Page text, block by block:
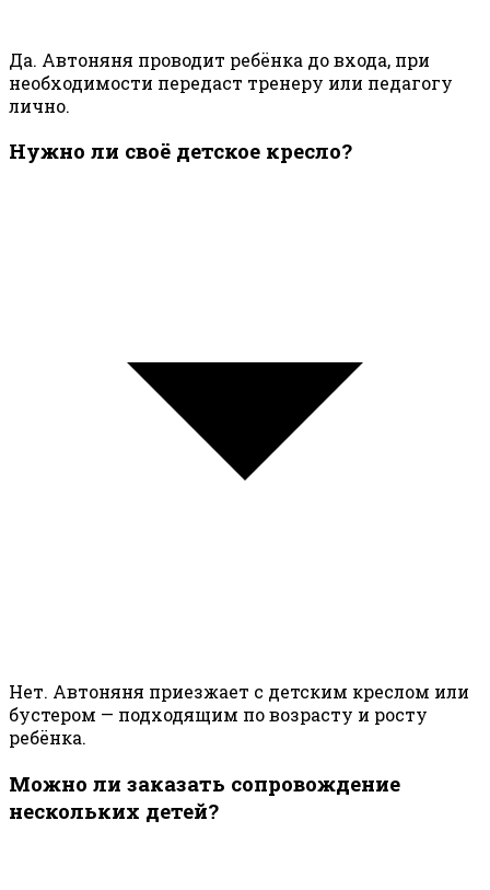
Да. Автоняня проводит ребёнка до входа, при
необходимости передаст тренеру или педагогу
лично.
Нужно ли своё детское кресло?
Нет. Автоняня приезжает с детским креслом или
бустером — подходящим по возрасту и росту
ребёнка.
Можно ли заказать сопровождение
нескольких детей?